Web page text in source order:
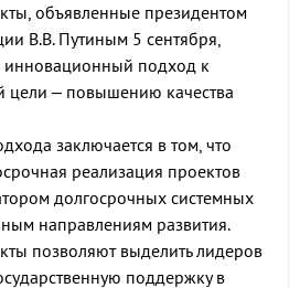
объявленные президентом
В.В. Путиным 5 сентября,
инновационный подход к
цели – повышению качества
заключается в том, что
реализация проектов
долгосрочных системных
направлениям развития.
позволяют выделить лидеров
поддержку в